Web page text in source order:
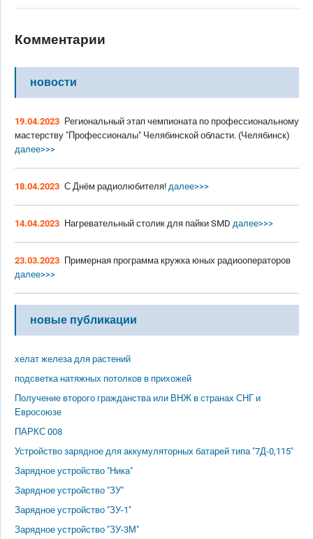
Комментарии
новости
19.04.2023 Региональный этап чемпионата по профессиональному
мастерству "Профессионалы" Челябинской области. (Челябинск)
далее>>>
18.04.2023 С Днём радиолюбителя! далее>>>
14.04.2023 Нагревательный столик для пайки SMD далее>>>
23.03.2023 Примерная программа кружка юных радиооператоров
далее>>>
новые публикации
хелат железа для растений
подсветка натяжных потолков в прихожей
Получение второго гражданства или ВНЖ в странах СНГ и
Евросоюзе
ПАРКС 008
Устройство зарядное для аккумуляторных батарей типа "7Д-0,115"
Зарядное устройство "Ника"
Зарядное устройство "ЗУ"
Зарядное устройство "ЗУ-1"
Зарядное устройство "ЗУ-3М"